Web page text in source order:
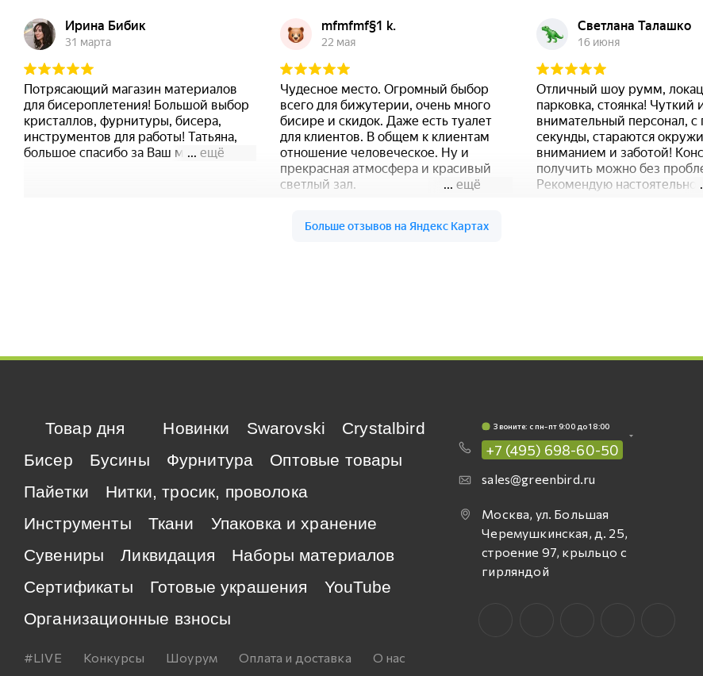
Товар дня Новинки Swarovski
Crystalbird
Бисер
Бусины Фурнитура
Оптовые товары
Пайетки
Нитки, тросик, проволока
Инструменты
Ткани
Упаковка и хранение
Сувениры
Ликвидация
Наборы материалов
Сертификаты
Готовые украшения
YouTube
Организационные взносы
#LIVE Конкурсы Шоурум Оплата и доставка О нас
Звоните: c пн-пт 9:00 до 18:00
+7 (495) 698-60-50
sales@greenbird.ru
Москва, ул. Большая
Черемушкинская, д. 25,
строение 97, крыльцо с
гирляндой